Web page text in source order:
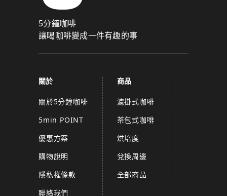
5分鐘咖啡
讓喝咖啡變成一件有趣的事
關於
關於5分鐘咖啡
5min POINT
優惠方案
購物說明
隱私權條款
聯絡我們
商品
濾掛式咖啡
茶包式咖啡
烘培度
兌換周邊
全部商品